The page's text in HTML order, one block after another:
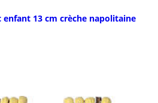
enfant 13 cm crèche napolitaine